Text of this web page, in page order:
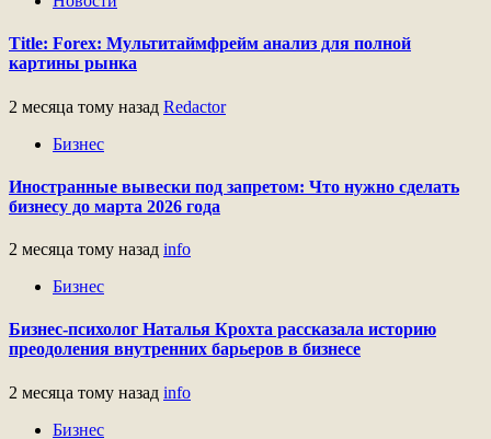
Title: Forex: Мультитаймфрейм анализ для полной
картины рынка
2 месяца тому назад Redactor
Бизнес
Иностранные вывески под запретом: Что нужно сделать
бизнесу до марта 2026 года
2 месяца тому назад info
Бизнес
Бизнес-психолог Наталья Крохта рассказала историю
преодоления внутренних барьеров в бизнесе
2 месяца тому назад info
Бизнес